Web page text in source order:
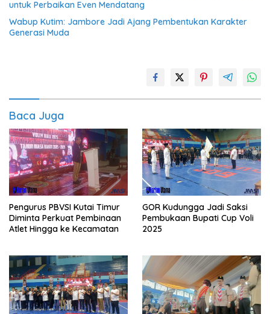
untuk Perbaikan Even Mendatang
Wabup Kutim: Jambore Jadi Ajang Pembentukan Karakter
Generasi Muda
Baca Juga
Pengurus PBVSI Kutai Timur
Diminta Perkuat Pembinaan
Atlet Hingga ke Kecamatan
GOR Kudungga Jadi Saksi
Pembukaan Bupati Cup Voli
2025